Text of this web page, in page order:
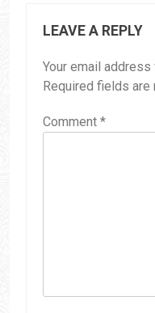
LEAVE A REPLY
Your email
Required fields are
Comment *